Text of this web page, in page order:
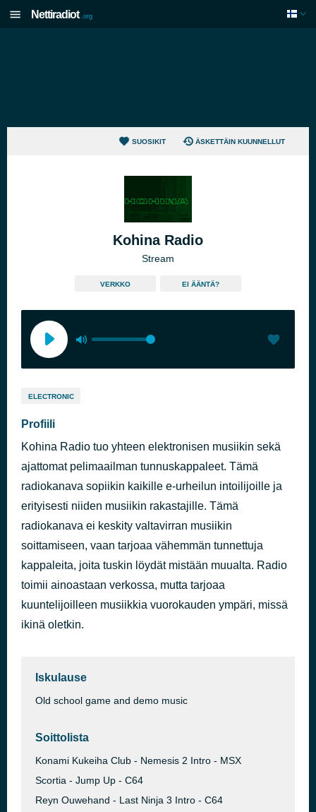
Nettiradiot .org
SUOSIKIT ÄSKETTÄIN KUUNNELLUT
Kohina Radio
Stream
VERKKO EI ÄÄNTÄ?
ELECTRONIC
Profiili
Kohina Radio tuo yhteen elektronisen musiikin sekä
ajattomat pelimaailman tunnuskappaleet. Tämä
radiokanava sopiikin kaikille e-urheilun intoilijoille ja
erityisesti niiden musiikin rakastajille. Tämä
radiokanava ei keskity valtavirran musiikin
soittamiseen, vaan tarjoaa vähemmän tunnettuja
kappaleita, joita tuskin löydät mistään muualta. Radio
toimii ainoastaan verkossa, mutta tarjoaa
kuuntelijoilleen musiikkia vuorokauden ympäri, missä
ikinä oletkin.
Iskulause
Old school game and demo music
Soittolista
Konami Kukeiha Club - Nemesis 2 Intro - MSX
Scortia - Jump Up - C64
Reyn Ouwehand - Last Ninja 3 Intro - C64